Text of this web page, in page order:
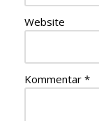
Website
Kommentar *